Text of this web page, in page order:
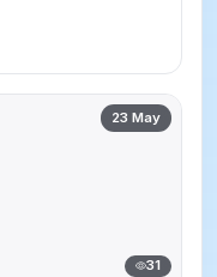
23 May
31